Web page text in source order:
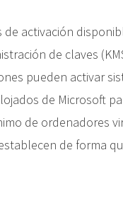
activación
de claves
pueden activar
de Microsoft
de ordenadores
de forma